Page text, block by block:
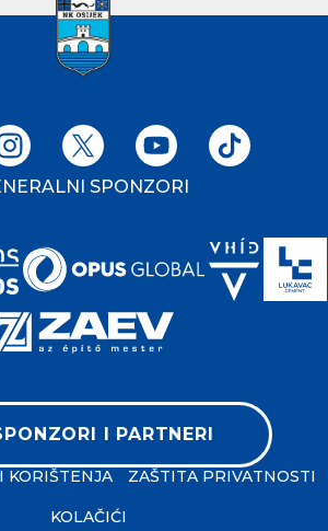
SPONZORI
I PARTNERI
KORIŠTENJA ZAŠTITA PRIVATNOSTI
KOLAČIĆI